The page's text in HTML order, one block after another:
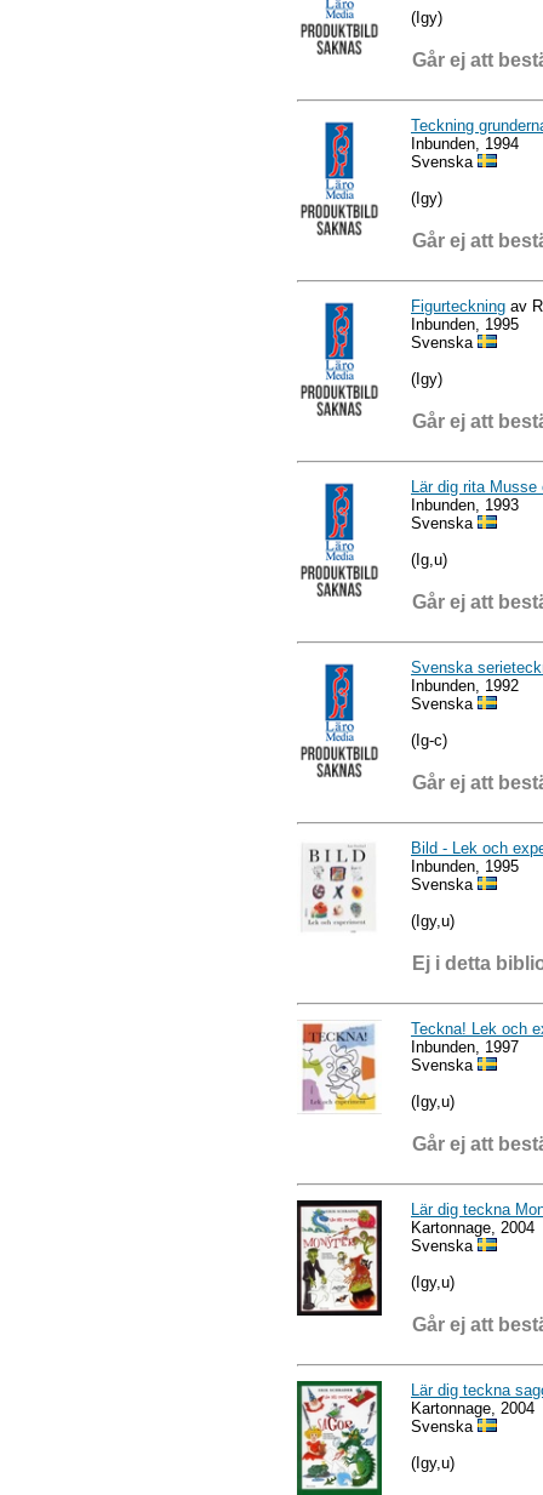
(Igy)
Går ej att
Teckning
Inbunden, 1994
Svenska
(Igy)
Går ej att
Figurteckning av
Inbunden, 1995
Svenska
(Igy)
Går ej att
Lär dig rita
Inbunden, 1993
Svenska
(Ig,u)
Går ej att
Svenska
Inbunden, 1992
Svenska
(Ig-c)
Går ej att
Bild - Lek och
Inbunden, 1995
Svenska
(Igy,u)
Ej i detta
Teckna! Lek och
Inbunden, 1997
Svenska
(Igy,u)
Går ej att
Lär dig teckna
Kartonnage, 2004
Svenska
(Igy,u)
Går ej att
Lär dig teckna
Kartonnage, 2004
Svenska
(Igy,u)